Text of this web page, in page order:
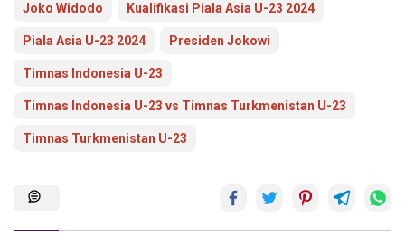
Joko Widodo Kualifikasi Piala Asia U-23 2024
Piala Asia U-23 2024 Presiden Jokowi
Timnas Indonesia U-23
Timnas Indonesia U-23 vs Timnas Turkmenistan U-23
Timnas Turkmenistan U-23